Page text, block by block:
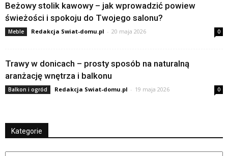
Beżowy stolik kawowy – jak wprowadzić powiew
świeżości i spokoju do Twojego salonu?
Meble Redakcja Swiat-domu.pl - 20 maja 2026 0
Trawy w donicach – prosty sposób na naturalną
aranżację wnętrza i balkonu
Balkon i ogród Redakcja Swiat-domu.pl - 19 maja 2026 0
Kategorie
Kategorie